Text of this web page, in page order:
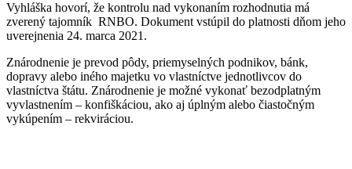
Vyhláška hovorí, že kontrolu nad vykonaním rozhodnutia má
zverený tajomník RNBO. Dokument vstúpil do platnosti dňom jeho
uverejnenia 24. marca 2021.
Znárodnenie je prevod pôdy, priemyselných podnikov, bánk,
dopravy alebo iného majetku vo vlastníctve jednotlivcov do
vlastníctva štátu. Znárodnenie je možné vykonať bezodplatným
vyvlastnením – konfiškáciou, ako aj úplným alebo čiastočným
vykúpením – rekviráciou.